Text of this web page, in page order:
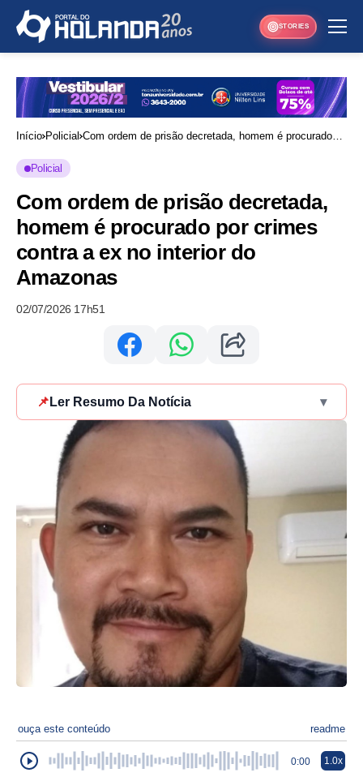
STORIES
Início Policial Com ordem de prisão decretada, homem é procurado
Policial
Com ordem de prisão decretada,
homem é procurado por crimes
contra a ex no interior do
Amazonas
02/07/2026 17h51
📌 Ler Resumo Da Notícia ▾
ouça este conteúdo readme
0:00 1.0x